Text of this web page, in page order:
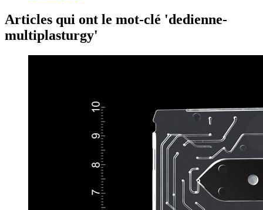
Articles qui ont le mot-clé 'dedienne-
multiplasturgy'